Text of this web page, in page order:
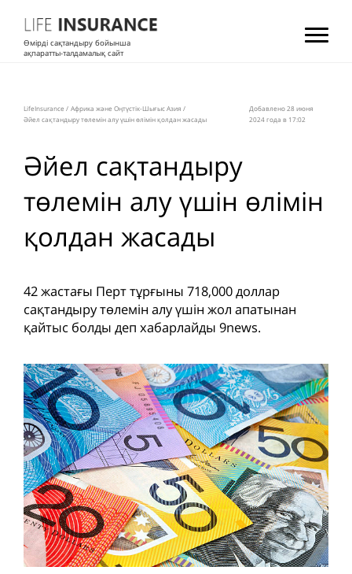
Өмірді сақтандыру бойынша
ақпаратты-талдамалық сайт
LifeInsurance / Африка және Оңтүстік-Шығыс Азия /
Әйел сақтандыру төлемін алу үшін өлімін қолдан жасады
Добавлено 28 июня
2024 года в 17:02
Әйел сақтандыру
төлемін алу үшін өлімін
қолдан жасады
42 жастағы Перт тұрғыны 718,000 доллар
сақтандыру төлемін алу үшін жол апатынан
қайтыс болды деп хабарлайды 9news.